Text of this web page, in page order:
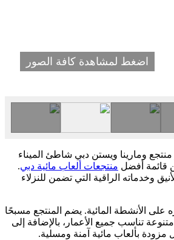
اضغط لمشاهدة كافة الصور
ومارينا ويستن دبي شاطئ الميناء
قائمة أفضل منتجعات ألعاب مائية دبي.
وخدماته الراقية التي تضمن للنزلاء
على الأنشطة المائية. يضم المنتجع مسبحًا
تناسب جميع الأعمار، بالإضافة إلى
بألعاب مائية آمنة ومسلية.